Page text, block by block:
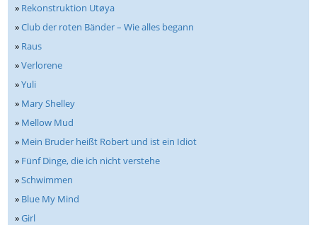
» Rekonstruktion Utøya
»Club der roten Bänder – Wie alles begann
» Raus
»Verlorene
»Yuli
» Mary Shelley
» Mellow Mud
» Mein Bruder heißt Robert und ist ein Idiot
» Fünf Dinge, die ich nicht verstehe
»Schwimmen
» Blue My Mind
»Girl